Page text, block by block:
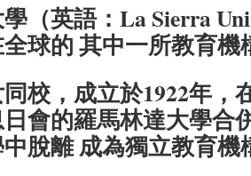
（英語：La Sierra
球的 其中一所教育
校，成立於1922年，
會的羅馬林達大學合
脫離 成為獨立教育機